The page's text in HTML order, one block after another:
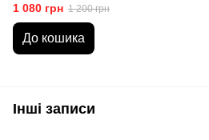
1 080 грн 1 200 грн
До кошика
Інші записи